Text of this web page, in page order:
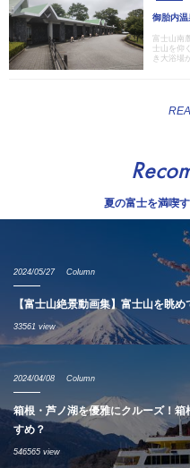
御胎内
富士山南
士山を
き大浴場
夏の富士を満喫
2024/05/27 Column
【富士山絶景動画集】富士山を眺
33561 view
2024/04/08 Column
箱根・芦ノ湖を優雅にクルーズ！
すめ？
546565 view